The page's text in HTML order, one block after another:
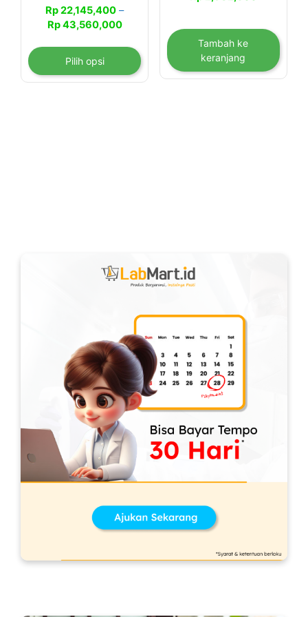
Rp22,145,400 –
Rp43,560,000Rentang
Rp 22,145,400
hingga
Rp 43,560,000
Pilih opsi
halaman
produk
Tambah ke
keranjang